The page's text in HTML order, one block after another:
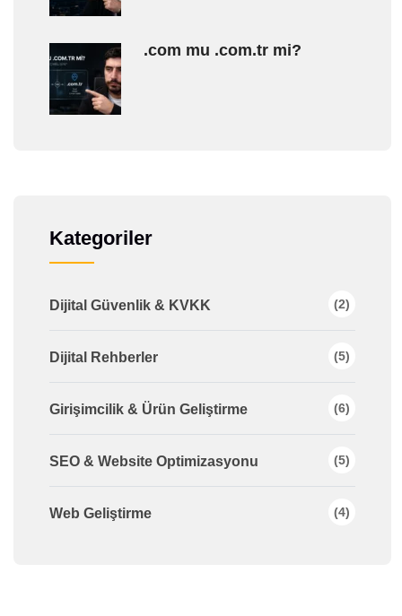
.com mu .com.tr mi?
Kategoriler
Dijital Güvenlik & KVKK (2)
Dijital Rehberler (5)
Girişimcilik & Ürün Geliştirme (6)
SEO & Website Optimizasyonu (5)
Web Geliştirme (4)